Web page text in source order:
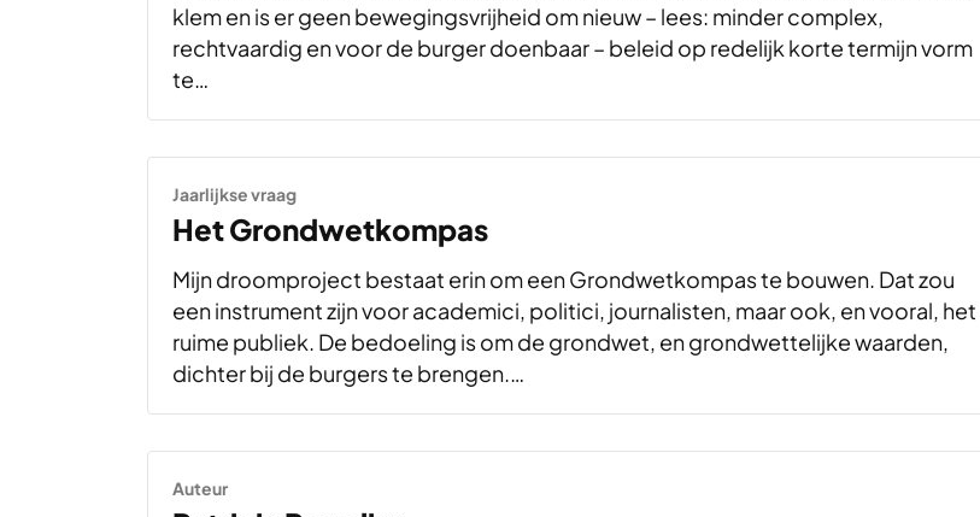
klem en is er geen bewegingsvrijheid om nieuw – lees: minder complex,
rechtvaardig en voor de burger doenbaar – beleid op redelijk korte termijn vorm
te…
Jaarlijkse vraag
Het Grondwetkompas
Mijn droomproject bestaat erin om een Grondwetkompas te bouwen. Dat zou
een instrument zijn voor academici, politici, journalisten, maar ook, en vooral, het
ruime publiek. De bedoeling is om de grondwet, en grondwettelijke waarden,
dichter bij de burgers te brengen.…
Auteur